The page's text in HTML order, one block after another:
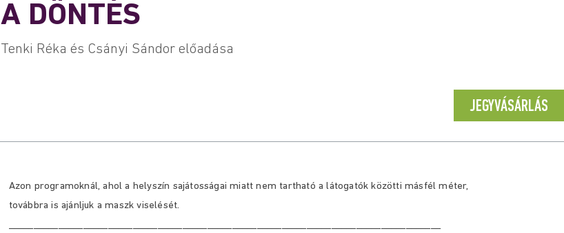
A DÖNTÉS
Tenki Réka és Csányi Sándor előadása
JEGYVÁSÁRLÁS
Azon programoknál, ahol a helyszín sajátosságai miatt nem tartható a látogatók közötti másfél méter,
továbbra is ajánljuk a maszk viselését.